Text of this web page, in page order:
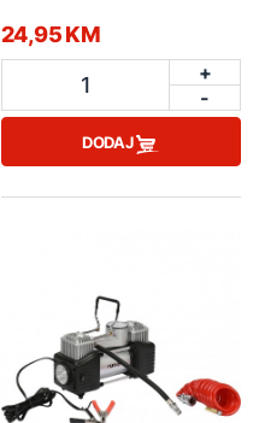
24,95 KM
1
+
-
DODAJ